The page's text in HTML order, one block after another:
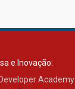
e Inovação:
Academy